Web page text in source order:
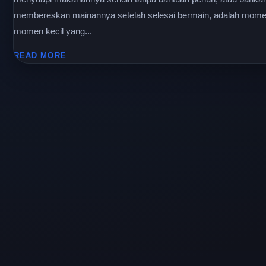
membereskan mainannya setelah selesai bermain, adalah
momen kecil yang...
READ MORE